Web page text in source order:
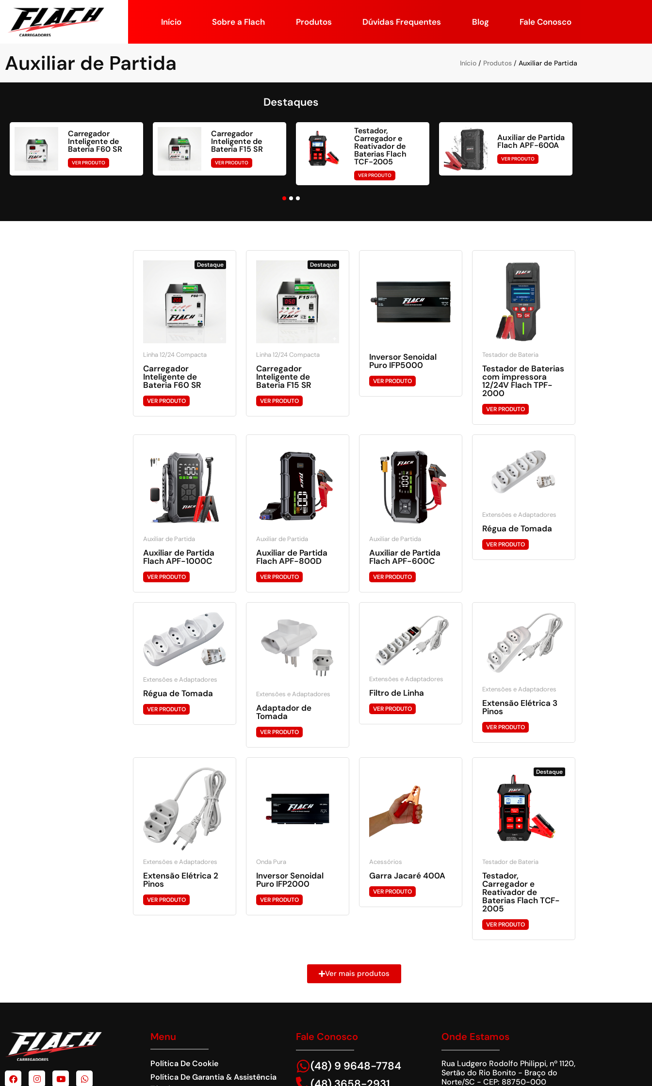
Início Sobre a Flach Produtos Dúvidas Frequentes Blog Fale Conosco
Auxiliar de Partida Início / Produtos / Auxiliar de Partida
Destaques
Carregador
Inteligente de
Bateria F60 SR
VER PRODUTO
Carregador
Inteligente de
Bateria F15 SR
VER PRODUTO
Testador,
Carregador e
Reativador de
Baterias Flach
TCF-2005
VER PRODUTO
Auxiliar de Partida
Flach APF-600A
VER PRODUTO
Destaque
Linha 12/24 Compacta
Carregador
Inteligente de
Bateria F60 SR
VER PRODUTO
Destaque
Linha 12/24 Compacta
Carregador
Inteligente de
Bateria F15 SR
VER PRODUTO
Inversor Senoidal
Puro IFP5000
VER PRODUTO
Testador de Bateria
Testador de Baterias
com impressora
12/24V Flach TPF-
2000
VER PRODUTO
Auxiliar de Partida
Auxiliar de Partida
Flach APF-1000C
VER PRODUTO
Auxiliar de Partida
Auxiliar de Partida
Flach APF-800D
VER PRODUTO
Auxiliar de Partida
Auxiliar de Partida
Flach APF-600C
VER PRODUTO
Extensões e Adaptadores
Régua de Tomada
VER PRODUTO
Extensões e Adaptadores
Régua de Tomada
VER PRODUTO
Extensões e Adaptadores
Adaptador de
Tomada
VER PRODUTO
Extensões e Adaptadores
Filtro de Linha
VER PRODUTO
Extensões e Adaptadores
Extensão Elétrica 3
Pinos
VER PRODUTO
Extensões e Adaptadores
Extensão Elétrica 2
Pinos
VER PRODUTO
Onda Pura
Inversor Senoidal
Puro IFP2000
VER PRODUTO
Acessórios
Garra Jacaré 400A
VER PRODUTO
Destaque
Testador de Bateria
Testador,
Carregador e
Reativador de
Baterias Flach TCF-
2005
VER PRODUTO
Ver mais produtos
Menu
Política De Cookie
Política De Garantia & Assistência
Fale Conosco
(48) 9 9648-7784
Onde Estamos
Rua Ludgero Rodolfo Philippi, nº 1120,
Sertão do Rio Bonito - Braço do
Norte/SC - CEP: 88750-000